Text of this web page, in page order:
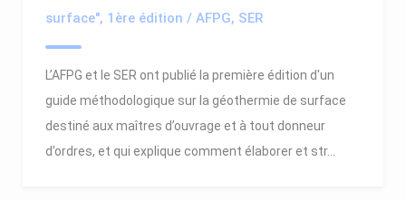
surface", 1ère édition / AFPG, SER
L’AFPG et le SER ont publié la première édition d'un
guide méthodologique sur la géothermie de surface
destiné aux maîtres d’ouvrage et à tout donneur
d’ordres, et qui explique comment élaborer et str...